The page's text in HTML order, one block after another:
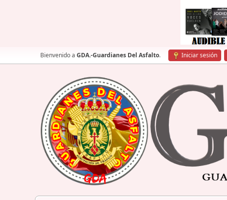
Bienvenido a GDA.-Guardianes Del Asfalto. Iniciar sesión